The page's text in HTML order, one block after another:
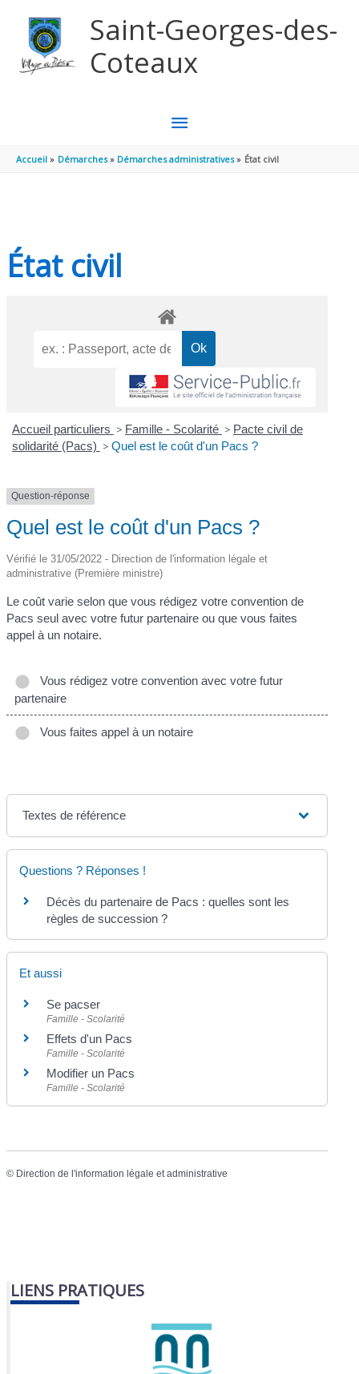
Saint-Georges-des-
Coteaux
MENU
PRINCIPAL
Accueil Démarches Démarches administratives État civil
État civil
Accueil particuliers > Famille - Scolarité > Pacte civil de
solidarité (Pacs) > Quel est le coût d'un Pacs ?
Question-réponse
Quel est le coût d'un Pacs ?
Vérifié le 31/05/2022 - Direction de l'information légale et
administrative (Première ministre)
Le coût varie selon que vous rédigez votre convention de
Pacs seul avec votre futur partenaire ou que vous faites
appel à un notaire.
Vous rédigez votre convention avec votre futur
partenaire
Vous faites appel à un notaire
Textes de référence
Questions ? Réponses !
Décès du partenaire de Pacs : quelles sont les
règles de succession ?
Et aussi
Se pacser
Famille - Scolarité
Effets d'un Pacs
Famille - Scolarité
Modifier un Pacs
Famille - Scolarité
© Direction de l'information légale et administrative
LIENS PRATIQUES